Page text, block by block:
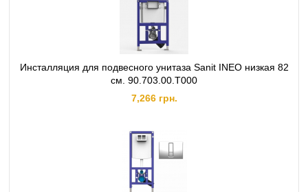
Инсталляция для подвесного унитаза Sanit INEO низкая 82
см. 90.703.00.T000
7,266 грн.